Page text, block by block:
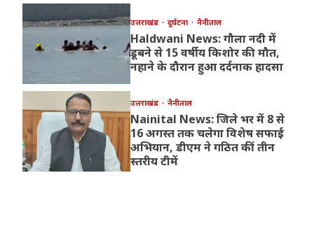
उत्तराखंड दुर्घटना नैनीताल
Haldwani News: गौला नदी में
डूबने से 15 वर्षीय किशोर की मौत,
नहाने के दौरान हुआ दर्दनाक हादसा
उत्तराखंड नैनीताल
Nainital News: जिले भर में 8 से
16 अगस्त तक चलेगा विशेष सफाई
अभियान, डीएम ने गठित कीं तीन
स्तरीय टीमें